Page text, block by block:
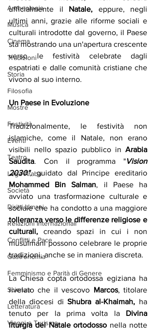
Archeologia
Musica
Cinema
Tradizioni
Storia
Filosofia
Mostre
Festività
Eventi
Teatro
Lega Araba
Società
Diritti Umani
Relazioni Internazionali
Conflitti e Pace
Gastronomia
Femminismo e Parità di Genere
Scienza
Letteratura
Viaggi e Turismo
ufficialmente il Natale, eppure, negli
ultimi anni, grazie alle riforme sociali e
culturali introdotte dal governo, il Paese
sta mostrando una un'apertura crescente
verso le festività celebrate dagli
espatriati e dalle comunità cristiane che
vivono al suo interno.
Un Paese in Evoluzione
Tradizionalmente, le festività non
islamiche, come il Natale, non erano
visibili nello spazio pubblico in Arabia
Saudita. Con il programma "Vision
2030"
Mohammed Bin Salman, il Paese ha
avviato una trasformazione culturale e
tolleranza verso le differenze religiose e
culturali, creando spazi in cui i non
musulmani possono celebrare le proprie
tradizioni, anche se in maniera discreta.
La Chiesa copta ortodossa egiziana ha
rivelato che il vescovo Marcos, titolare
della diocesi di Shubra al-Khaimah, ha
tenuto per la prima volta la Divina
liturgia del Natale ortodosso nella notte